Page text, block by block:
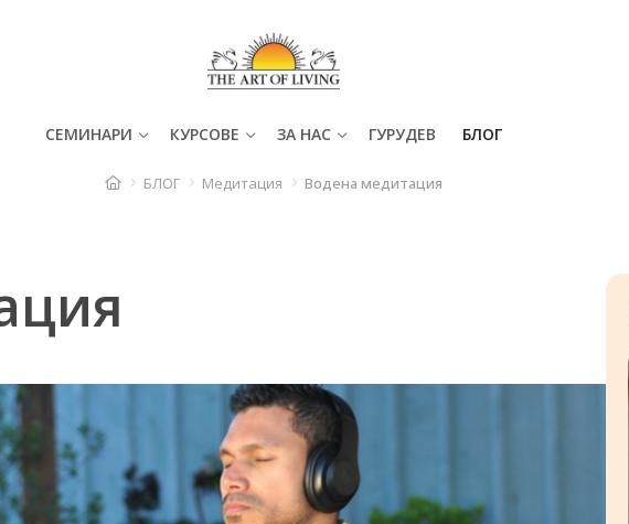
СЕМИНАРИ КУРСОВЕ ЗА НАС ГУРУДЕВ БЛОГ
БЛОГ Медитация Водена медитация